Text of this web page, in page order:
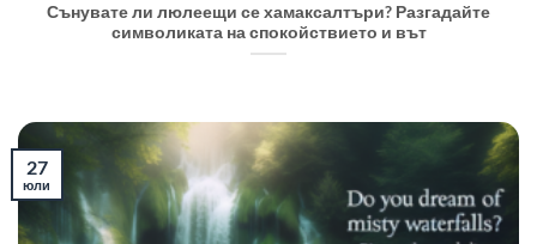
Сънувате ли люлеещи се хамаксалтъри? Разгадайте
символиката на спокойствието и вът
27
юли